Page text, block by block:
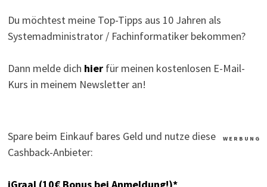
Du möchtest meine Top-Tipps aus 10 Jahren als
Systemadministrator / Fachinformatiker bekommen?
Dann melde dich hierfür meinen kostenlosen E-Mail-
Kurs in meinem Newsletter an!
W E R B U N G
Spare beim Einkauf bares Geld und nutze diese
Cashback-Anbieter:
iGraal (10€ Bonus bei Anmeldung!)*